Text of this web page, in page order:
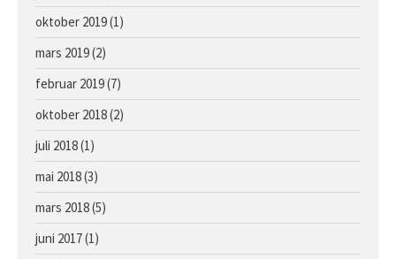
oktober 2019(1)
mars 2019(2)
februar 2019(7)
oktober 2018(2)
juli 2018(1)
mai 2018(3)
mars 2018(5)
juni 2017(1)